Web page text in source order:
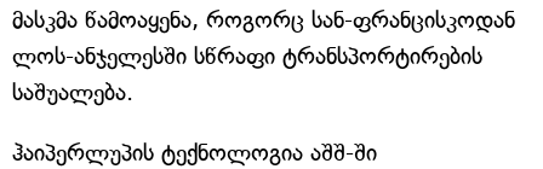
მასკმა წამოაყენა, როგორც სან-ფრანცისკოდან
ლოს-ანჯელესში სწრაფი ტრანსპორტირების
საშუალება.
ჰაიპერლუპის ტექნოლოგია აშშ-ში